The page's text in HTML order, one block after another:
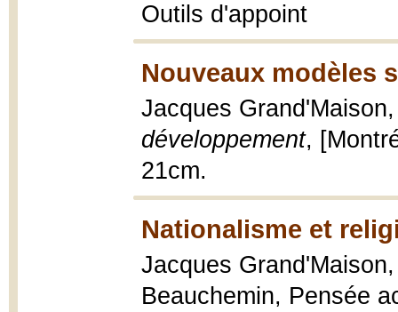
Outils d'appoint
Nouveaux modèles
Jacques
développement,
21cm.
Nationalisme et
Jacques
Beauchemin, Pensée